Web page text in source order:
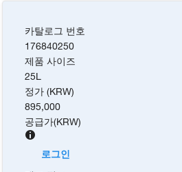
카탈로그 번호
176840250
제품 사이즈
25L
정가 (KRW)
895,000
공급가(KRW)
로그인